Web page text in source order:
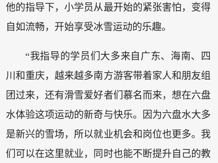
他的指导下，小学员从最开始的紧张害怕，变得
自如流畅，开始享受冰雪运动的乐趣。
“我指导的学员们大多来自广东、海南、四
川和重庆，越来越多南方游客带着家人和朋友组
团过来，还有滑雪爱好者们慕名而来，想在六盘
水体验这项运动的新奇与快乐。因为六盘水大多
是新兴的雪场，所以就业机会和岗位也更多。我
们可以在这里就业，同时也能不断提升自己的教